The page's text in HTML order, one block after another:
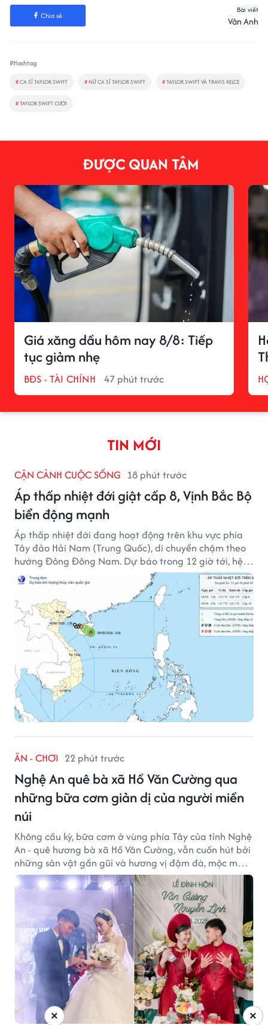
Chia sẻ
Bài viết
Vân Anh
#Hashtag
#CA SĨ TAYLOR SWIFT # NỮ CA SĨ TAYLOR SWIFT #TAYLOR SWIFT VÀ TRAVIS KELCE
#TAYLOR SWIFT CƯỚI
ĐƯỢC QUAN TÂM
Giá xăng dầu hôm nay 8/8: Tiếp
tục giảm nhẹ
BĐS - TÀI CHÍNH 47 phút trước
TIN MỚI
CẬN CẢNH CUỘC SỐNG 18 phút trước
Áp thấp nhiệt đới giật cấp 8, Vịnh Bắc Bộ
biển động mạnh
Áp thấp nhiệt đới đang hoạt động trên khu vực phía
Tây đảo Hải Nam (Trung Quốc), di chuyển chậm theo
hướng Đông Đông Nam. Dự báo trong 12 giờ tới, hệ
thống này suy yếu dần thành vùng áp thấp.
ĂN - CHƠI 22 phút trước
Nghệ An quê bà xã Hồ Văn Cường qua
những bữa cơm giản dị của người miền
núi
Không cầu kỳ, bữa cơm ở vùng phía Tây của tỉnh Nghệ
An - quê hương bà xã Hồ Văn Cường, vẫn cuốn hút bởi
những sản vật gần gũi và hương vị đậm đà, mộc mạc
của núi rừng.
×
×